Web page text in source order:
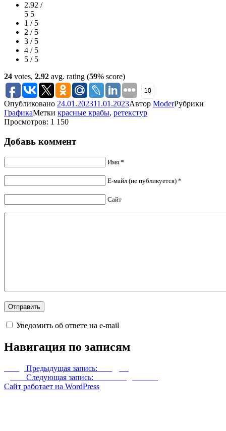
2.92 /
5 5
1 / 5
2 / 5
3 / 5
4 / 5
5 / 5
24 votes, 2.92 avg. rating (59% score)
10
Опубликовано 24.01.202311.01.2023Автор ModerРубрики
ГрафикаМетки красные крабы, ретекстур
Просмотров: 1 150
Добавь коммент
Имя *
Е-майл (не публикуется) *
Сайт
Уведомить об ответе на e-mail
Навигация по записям
Предыдущая запись:
Следующая запись:
Сайт работает на WordPress